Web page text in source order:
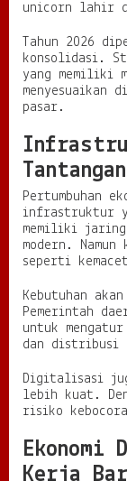
unicorn lahir
Tahun 2026
konsolidasi.
yang memiliki
menyesuaikan
pasar.
Pertumbuhan
infrastruktur
memiliki
modern.
seperti
Kebutuhan
Pemerintah
untuk
dan distribusi
Digitalisasi
lebih kuat.
risiko
Ekonomi
Kerja